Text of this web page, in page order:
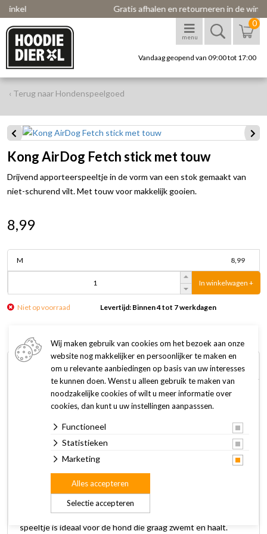
Gratis afhalen en retourneren in de winkel
menu
0
Vandaag geopend van 09:00 tot 17:00
‹ Terug naar Hondenspeelgoed
Kong AirDog Fetch stick met touw
Drijvend apporteerspeeltje in de vorm van een stok gemaakt van
niet-schurend vilt. Met touw voor makkelijk gooien.
8,99
M 8,99
In winkelwagen +
Niet op voorraad Levertijd: Binnen 4 tot 7 werkdagen
Omschrijving Specificaties
De Kong AirDog Fetch Stick met touw is een
apporteerspeeltje met een touw van hoge kwaliteit. De
Fetch Stick drijft hoog op het water en het touw maakt het
makkelijker om dit speeltje ver te gooien.
het hondengebit geen slijtage veroorzaken. Het is gemaakt
van een speciaal, niet-schurend vilt wat de tanden niet
beschadigd, zoals bij gewone tennisballen het geval is. Dit
speeltje is ideaal voor de hond die graag zwemt en haalt.
Wij maken gebruik van cookies om het bezoek aan onze
website nog makkelijker en persoonlijker te maken en
om u relevante aanbiedingen op basis van uw interesses
te kunnen doen. Wenst u alleen gebruik te maken van
noodzakelijke cookies of wilt u meer informatie over
cookies, dan kunt u uw instellingen aanpasssen.
Functioneel
Statistieken
Marketing
Selectie accepteren
Alles accepteren